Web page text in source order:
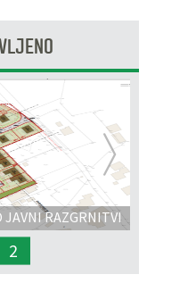
RAZGRNITVI
- OPPN na območju
območje Dobrava 3
2